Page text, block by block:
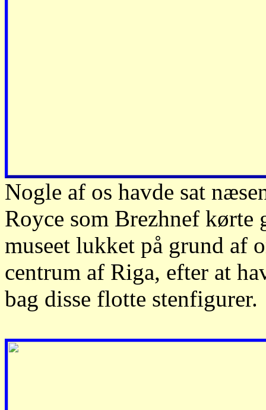
Nogle af os havde sat
Royce som Brezhnef
museet lukket på grund af
centrum af Riga, efter at
bag disse flotte stenfigurer.